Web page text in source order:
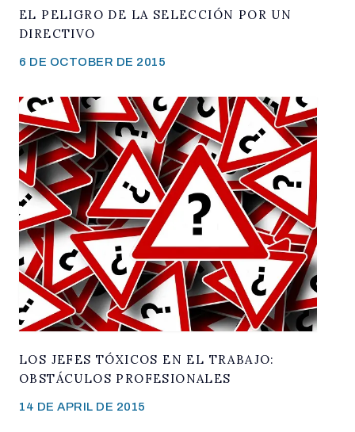
EL PELIGRO DE LA SELECCIÓN POR UN
DIRECTIVO
6 DE OCTOBER DE 2015
LOS JEFES TÓXICOS EN EL TRABAJO:
OBSTÁCULOS PROFESIONALES
14 DE APRIL DE 2015